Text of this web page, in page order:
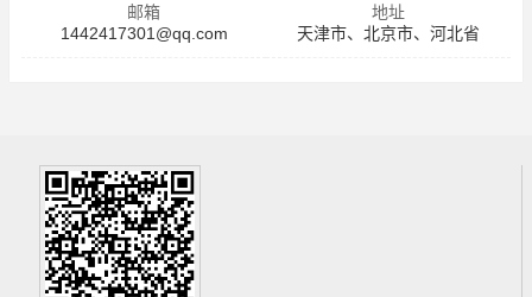
邮箱
1442417301@qq.com
地址
天津市、北京市、河北省